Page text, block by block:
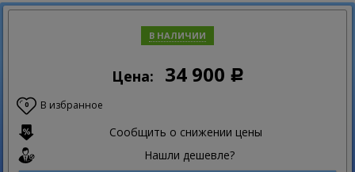
В НАЛИЧИИ
Цена: 34 900 Р
0 В избранное
Сообщить о снижении цены
Нашли дешевле?